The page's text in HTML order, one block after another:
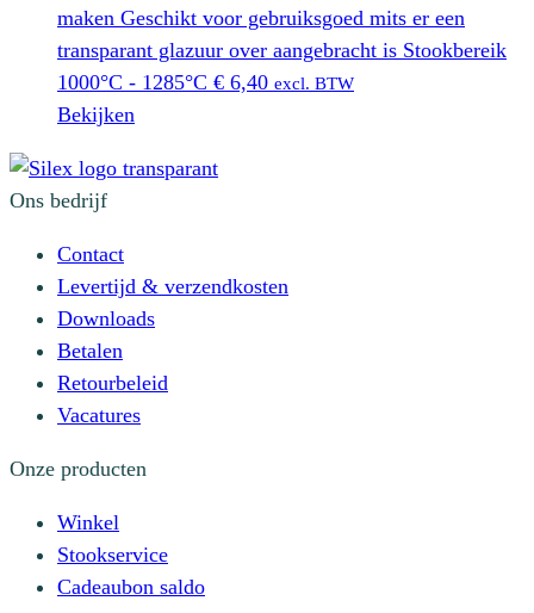
maken Geschikt voor gebruiksgoed mits er een
transparant glazuur over aangebracht is Stookbereik
1000°C - 1285°C € 6,40 excl. BTW
Bekijken
Ons bedrijf
Contact
Levertijd & verzendkosten
Downloads
Betalen
Retourbeleid
Vacatures
Onze producten
Winkel
Stookservice
Cadeaubon saldo